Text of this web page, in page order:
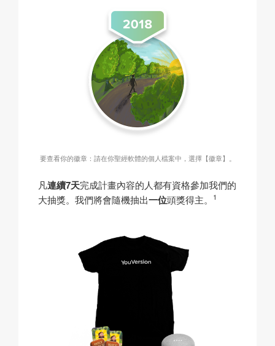
要查看你的徽章：請在你聖經軟體的個人檔案中，選擇【徽章】。
凡連續7天完成計畫內容的人都有資格參加我們的
大抽獎。我們將會隨機抽出一位頭獎得主。 1